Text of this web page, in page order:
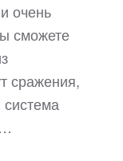
очень
сможете
сражения,